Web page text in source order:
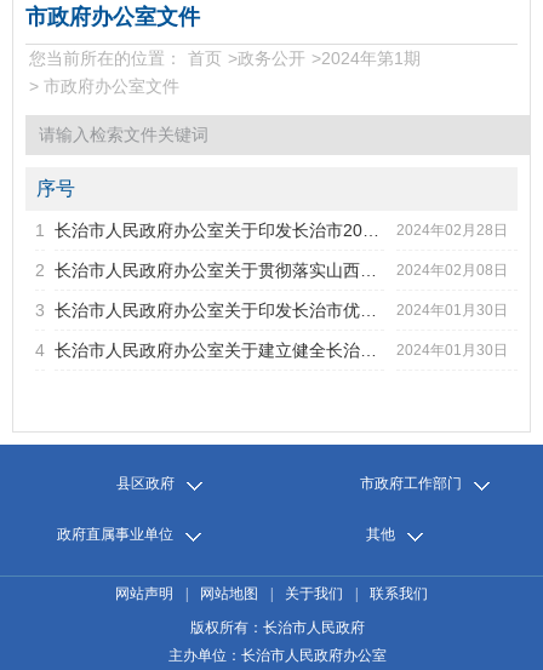
2023年第1期
2022年第6期
2022年第5期
2022年第4期
2022年第3期
2022年第2期
2022年第1期
2021年第5期
2021年第4期
2021年第3期
2021年第1期
2020年第4期
2020年第3期
2020年第1期
市政府办公室文件
您当前所在的位置： 首页 >政务公开 >2024年第1期
> 市政府办公室文件
序号
标题
发文字号 发布日期
1 2024年02月28日
2 2024年02月08日
3 2024年01月30日
4 2024年01月30日
县区政府 市政府工作部门
政府直属事业单位 其他
网站声明 网站地图 关于我们
联系我们
版权所有：长治市人民政府
主办单位：长治市人民政府办公室